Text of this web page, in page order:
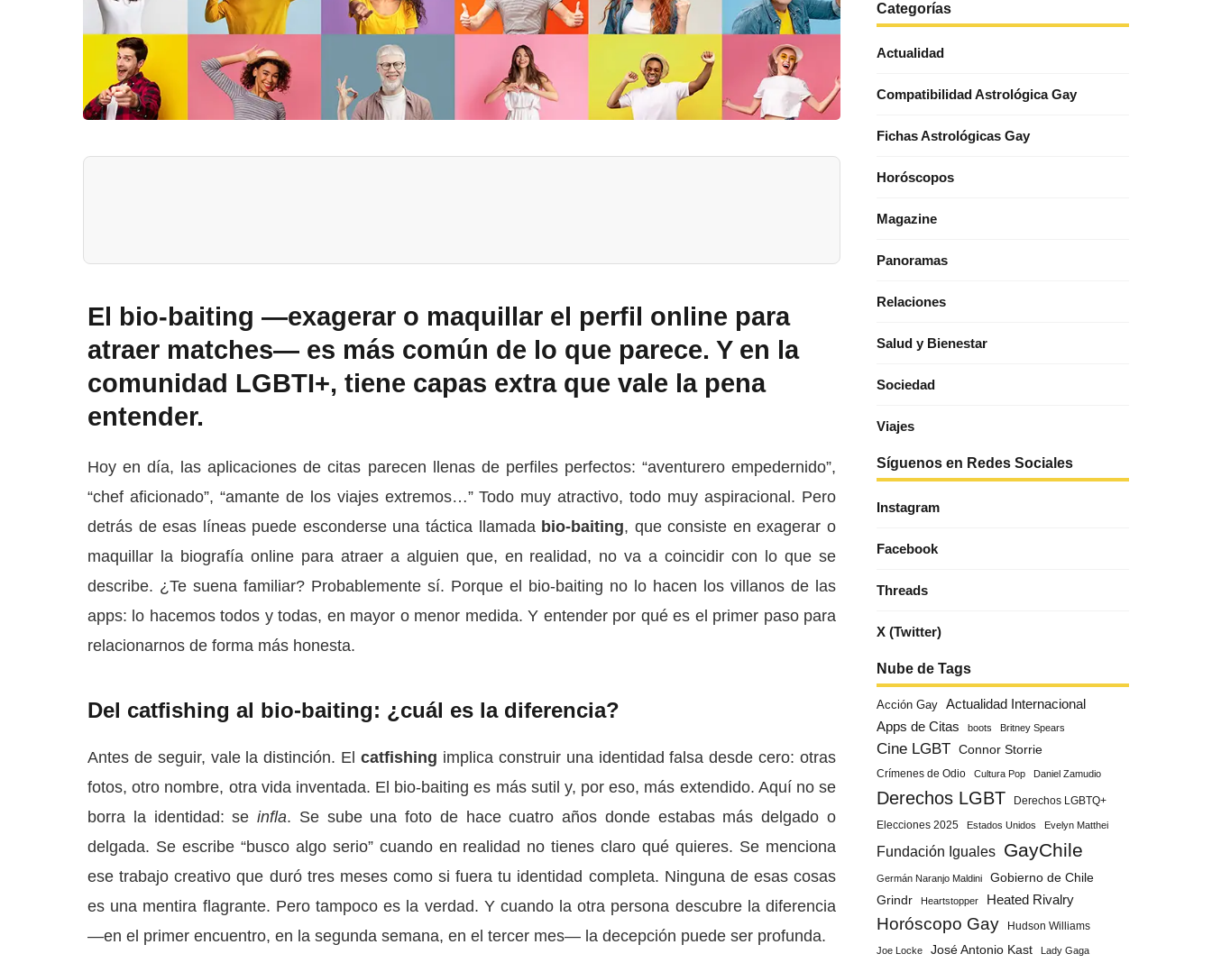
El bio-baiting —exagerar o maquillar el perfil online para
atraer matches— es más común de lo que parece. Y en la
comunidad LGBTI+, tiene capas extra que vale la pena
entender.
Hoy en día, las aplicaciones de citas parecen llenas de perfiles perfectos: “aventurero empedernido”,
“chef aficionado”, “amante de los viajes extremos…” Todo muy atractivo, todo muy aspiracional. Pero
detrás de esas líneas puede esconderse una táctica llamada bio-baiting, que consiste en exagerar o
maquillar la biografía online para atraer a alguien que, en realidad, no va a coincidir con lo que se
describe. ¿Te suena familiar? Probablemente sí. Porque el bio-baiting no lo hacen los villanos de las
apps: lo hacemos todos y todas, en mayor o menor medida. Y entender por qué es el primer paso para
relacionarnos de forma más honesta.
Del catfishing al bio-baiting: ¿cuál es la diferencia?
Antes de seguir, vale la distinción. Elcatfishing implica construir una identidad falsa desde cero: otras
fotos, otro nombre, otra vida inventada. El bio-baiting es más sutil y, por eso, más extendido. Aquí no se
borra la identidad: seinfla. Se sube una foto de hace cuatro años donde estabas más delgado o
delgada. Se escribe “busco algo serio” cuando en realidad no tienes claro qué quieres. Se menciona
ese trabajo creativo que duró tres meses como si fuera tu identidad completa. Ninguna de esas cosas
es una mentira flagrante. Pero tampoco es la verdad. Y cuando la otra persona descubre la diferencia
—en el primer encuentro, en la segunda semana, en el tercer mes— la decepción puede ser profunda.
Categorías
Actualidad
Compatibilidad Astrológica Gay
Fichas Astrológicas Gay
Horóscopos
Magazine
Panoramas
Relaciones
Salud y Bienestar
Sociedad
Viajes
Síguenos en Redes Sociales
Instagram
Facebook
Threads
X (Twitter)
Nube de Tags
Acción Gay
Actualidad Internacional
Apps de Citas
boots Britney Spears
Cine LGBT Connor Storrie
Crímenes de Odio Cultura Pop Daniel Zamudio
Derechos LGBT
Derechos LGBTQ+
Elecciones 2025
Estados Unidos Evelyn Matthei
Fundación Iguales GayChile
Germán Naranjo Maldini
Gobierno de Chile
Grindr
Heartstopper Heated Rivalry
Horóscopo Gay Hudson Williams
Joe Locke José Antonio Kast Lady Gaga